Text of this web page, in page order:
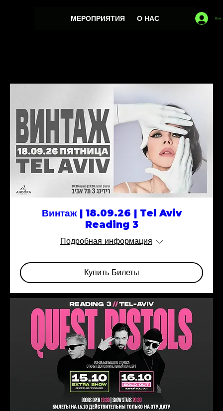
МЕРОПРИЯТИЯ О НАС
Винтаж | 18.09.26 | Tel Aviv
Reading 3
Подробная информация
Купить Билеты